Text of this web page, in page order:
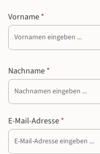
Vorname*
Nachname*
E-Mail-Adresse*